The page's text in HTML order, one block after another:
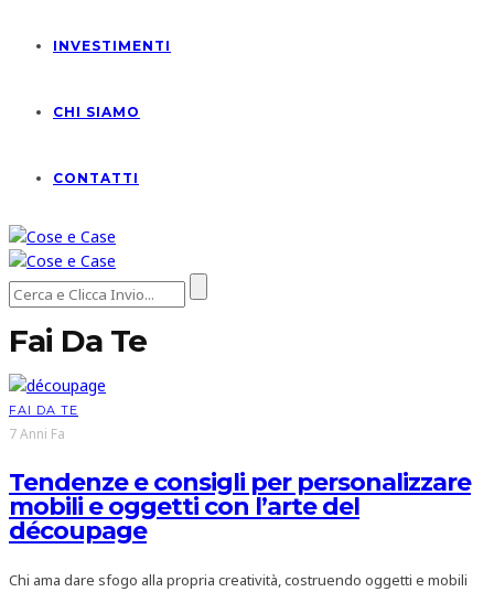
INVESTIMENTI
CHI SIAMO
CONTATTI
Fai Da Te
FAI DA TE
7 Anni Fa
Tendenze e consigli per personalizzare
mobili e oggetti con l’arte del
découpage
Chi ama dare sfogo alla propria creatività, costruendo oggetti e mobili